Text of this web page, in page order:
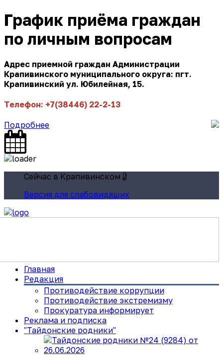
График приёма граждан
по личным вопросам
Адрес приемной граждан Администрации
Крапивинского муниципального округа: пгт.
Крапивинский ул. Юбилейная, 15.
Телефон: +7(38446) 22-2-13
Подробнее
Сейчас в Крапивинском
Версия для слабовидящих
Главная
Редакция
Противодействие коррупции
Противодействие экстремизму
Прокуратура информирует
Реклама и подписка
"Тайдонские родники"